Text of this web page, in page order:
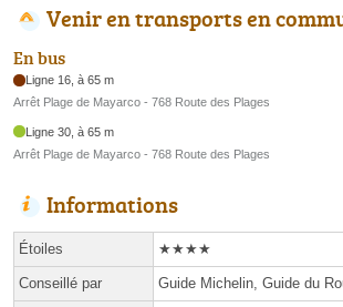
Venir en transports en
En bus
Ligne 16, à 65 m
Arrêt Plage de Mayarco - 768 Route des Plages
Ligne 30, à 65 m
Arrêt Plage de Mayarco - 768 Route des Plages
Informations
Étoiles ★★★★
Conseillé par Guide Michelin, Guide du